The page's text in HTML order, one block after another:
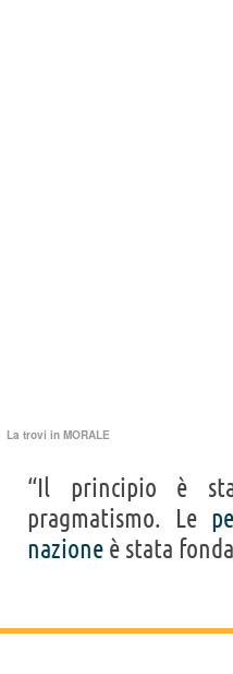
La trovi in MORALE
“Il principio è
pragmatismo. Le
nazione è stata